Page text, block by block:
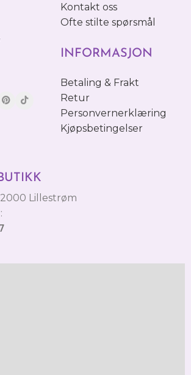
Kontakt oss
Ofte stilte spørsmål
INFORMASJON
Betaling & Frakt
Retur
Personvernerklæring
Kjøpsbetingelser
Lillestrøm
: